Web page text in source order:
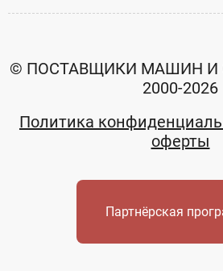
© ПОСТАВЩИКИ МАШИН И
2000-2026
Политика
оферты
Партнёрская